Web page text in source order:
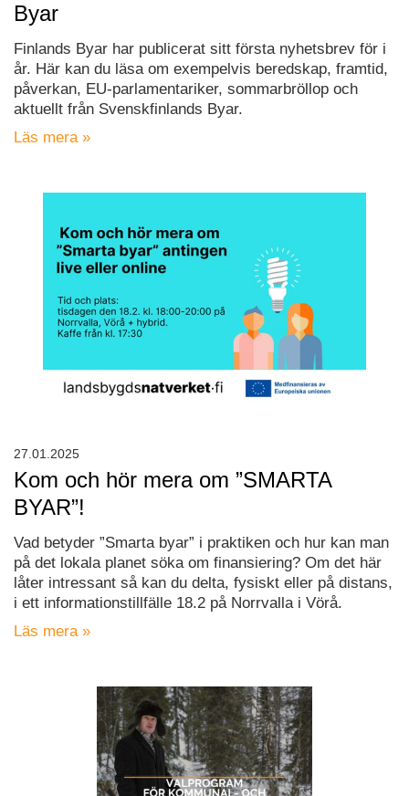
Byar
Finlands Byar har publicerat sitt första nyhetsbrev för i
år. Här kan du läsa om exempelvis beredskap, framtid,
påverkan, EU-parlamentariker, sommarbröllop och
aktuellt från Svenskfinlands Byar.
Läs mera »
Kom och hör mera om ”SMARTA
BYAR”!
Vad betyder ”Smarta byar” i praktiken och hur kan man
på det lokala planet söka om finansiering? Om det här
låter intressant så kan du delta, fysiskt eller på distans,
i ett informationstillfälle 18.2 på Norrvalla i Vörå.
Läs mera »
27.01.2025